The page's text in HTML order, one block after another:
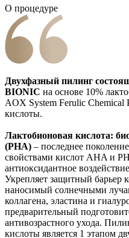
О процедуре
Двухфазный пилинг
BIONIC на основе 10%
AOX System Ferulic Chemical
кислоты.
Лактобионовая кислота:
(PHA) – последнее
свойствами кислот AHA и
антиоксидантное
Укрепляет защитный барьер
наносимый солнечными
коллагена, эластина и
предварительный
антивозрастного ухода.
кислоты является 1 этапом